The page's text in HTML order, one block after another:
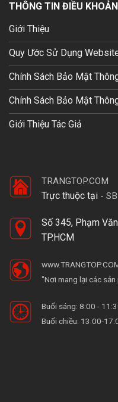
THÔNG TIN ĐIỀU KHOẢN
Giới Thiệu
Quy Ước Sử Dụng
Chính Sách Bảo Mật
Chính Sách Bảo Mật
Giới Thiệu Tác Giả
TRANGTOP.COM
Trực thuộc tại -
Số 345, Phạm
TP.HCM
"Nơi mang lại các
Buổi sáng: 8:00 -
Buổi chiều: 13:00-